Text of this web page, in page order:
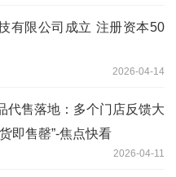
有限公司成立 注册资本50
2026-04-14
代售落地：多个门店反馈大
即售罄”-焦点快看
2026-04-11